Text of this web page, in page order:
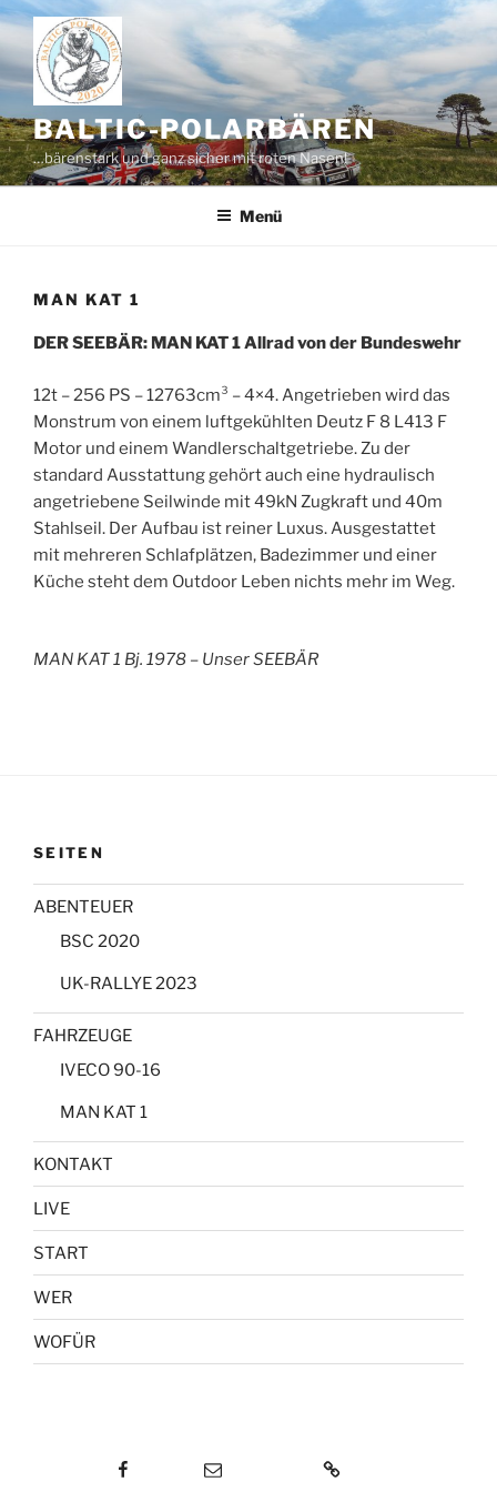
Zum
Inhalt
springen
BALTIC-POLARBÄREN
…bärenstark und ganz sicher mit roten Nasen!
Menü
MAN KAT 1
DER SEEBÄR: MAN KAT 1 Allrad von der Bundeswehr
12t – 256 PS – 12763cm³ – 4×4. Angetrieben wird das
Monstrum von einem luftgekühlten Deutz F 8 L413 F
Motor und einem Wandlerschaltgetriebe. Zu der
standard Ausstattung gehört auch eine hydraulisch
angetriebene Seilwinde mit 49kN Zugkraft und 40m
Stahlseil. Der Aufbau ist reiner Luxus. Ausgestattet
mit mehreren Schlafplätzen, Badezimmer und einer
Küche steht dem Outdoor Leben nichts mehr im Weg.
MAN KAT 1 Bj. 1978 – Unser SEEBÄR
SEITEN
ABENTEUER
BSC 2020
UK-RALLYE 2023
FAHRZEUGE
IVECO 90-16
MAN KAT 1
KONTAKT
LIVE
START
WER
WOFÜR
E-Mail KONTAKT